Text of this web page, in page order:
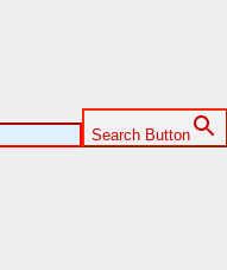
Search Button